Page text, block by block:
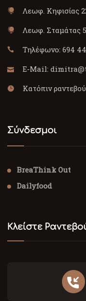
Λεωφ. Κηφισίας
Λεωφ. Σταμάτας
Τηλέφωνο: 694
E-Mail:
Κατόπιν ραντεβού
Σύνδεσμοι
BreaThink Out
Dailyfood
Κλείστε